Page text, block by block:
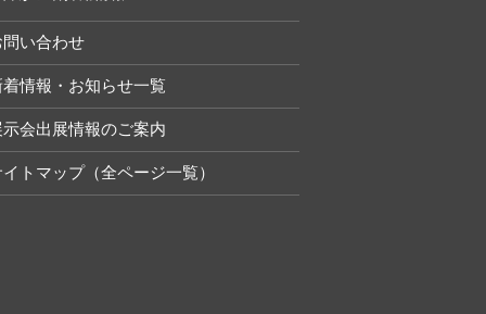
い合わせ
情報・お知らせ一覧
会出展情報のご案内
トマップ（全ページ一覧）